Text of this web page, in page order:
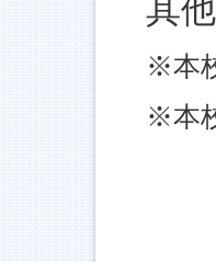
其
※本
※本